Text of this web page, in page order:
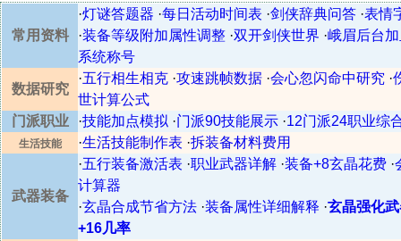
常用资料
·灯谜答题器 ·每日活动时间表 ·剑侠辞典问答 ·表情
·装备等级附加属性调整 ·双开剑侠世界 ·峨眉后台
系统称号
数据研究
·五行相生相克 ·攻速跳帧数据 ·会心忽闪命中研究 ·
世计算公式
门派职业
·技能加点模拟 ·门派90技能展示 ·12门派24职业综
生活技能 ·生活技能制作表 ·拆装备材料费用
武器装备
·五行装备激活表 ·职业武器详解 ·装备+8玄晶花费 ·
计算器
·玄晶合成节省方法 ·装备属性详细解释 ·玄晶强化
+16几率